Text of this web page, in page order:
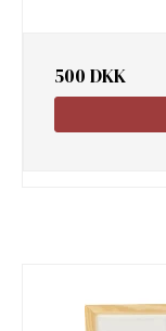
500 DKK